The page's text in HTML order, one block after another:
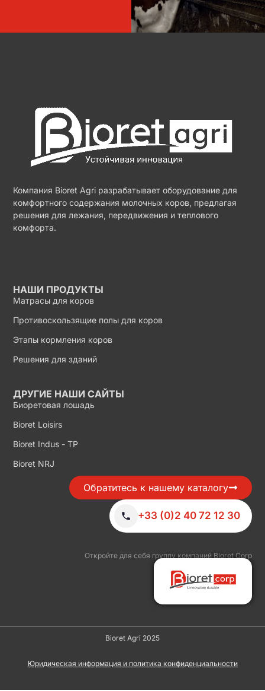
Компания Bioret Agri разрабатывает оборудование для
комфортного содержания молочных коров, предлагая
решения для лежания, передвижения и теплового
комфорта.
НАШИ ПРОДУКТЫ
Матрасы для коров
Противоскользящие полы для коров
Этапы кормления коров
Решения для зданий
ДРУГИЕ НАШИ САЙТЫ
Биоретовая лошадь
Bioret Loisirs
Bioret Indus - TP
Bioret NRJ
Обратитесь к нашему каталогу
+33 (0)2 40 72 12 30
Откройте для себя группу компаний Bioret Corp
Bioret Agri 2025
Юридическая информация и политика конфиденциальности